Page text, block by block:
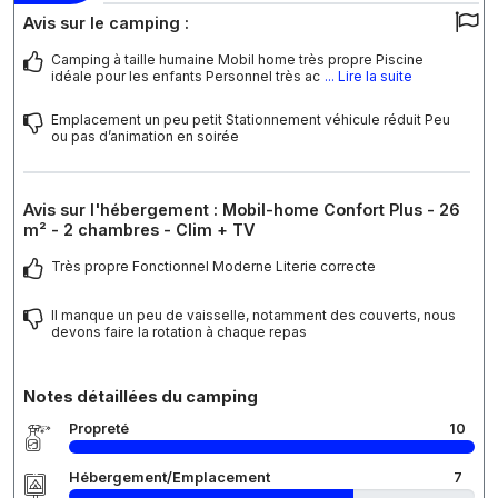
Avis sur le camping :
Camping à taille humaine Mobil home très propre Piscine
idéale pour les enfants Personnel très ac ... Lire la suite
Emplacement un peu petit Stationnement véhicule réduit Peu
ou pas d’animation en soirée
Avis sur l'hébergement : Mobil-home Confort Plus - 26
m² - 2 chambres - Clim + TV
Très propre Fonctionnel Moderne Literie correcte
Il manque un peu de vaisselle, notamment des couverts, nous
devons faire la rotation à chaque repas
Notes détaillées du camping
Propreté 10
Hébergement/Emplacement 7